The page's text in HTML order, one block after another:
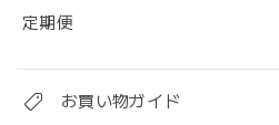
定期便
お買い物ガイド